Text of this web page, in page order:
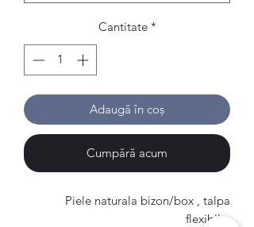
Cantitate *
Adaugă în coș
Cumpără acum
Piele naturala bizon/box , talpa
flexibila.